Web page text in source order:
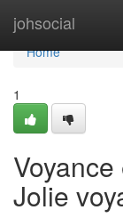
johsocial
Home
Home
1
Jolie